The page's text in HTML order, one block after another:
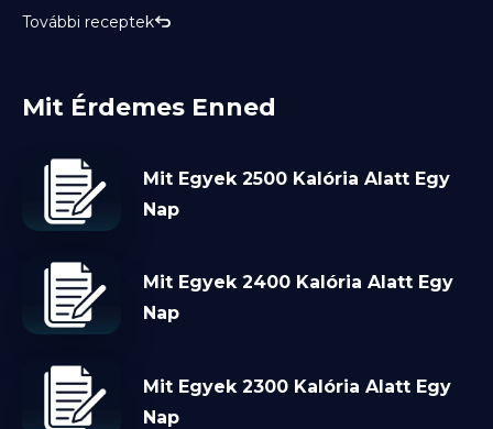
További receptek
Mit Érdemes Enned
Mit Egyek 2500 Kalória Alatt Egy
Nap
Mit Egyek 2400 Kalória Alatt Egy
Nap
Mit Egyek 2300 Kalória Alatt Egy
Nap